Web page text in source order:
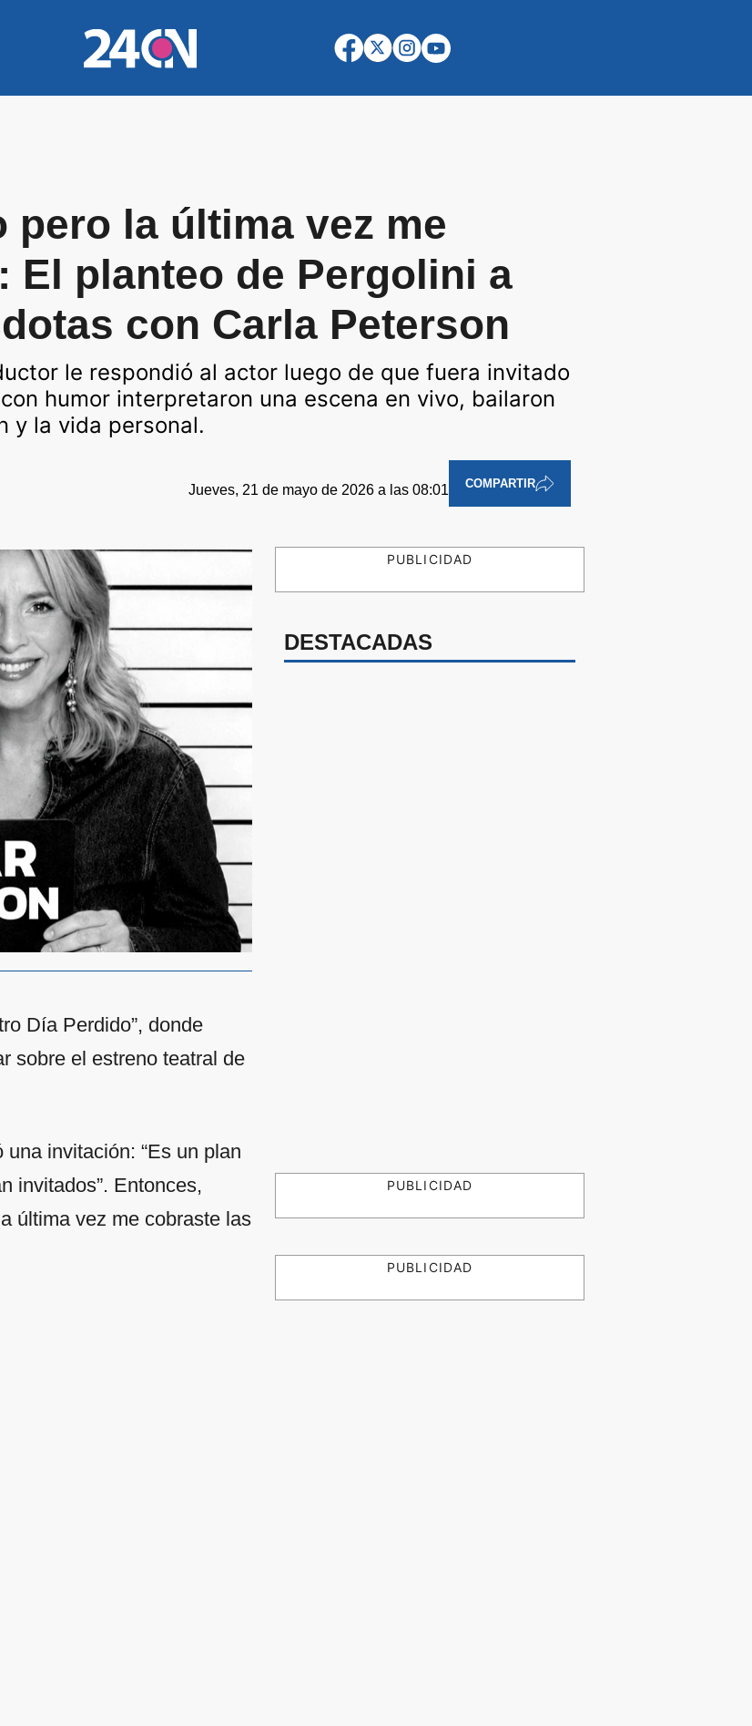
pero la última vez me
El planteo de Pergolini a
con Carla Peterson
le respondió al actor luego de que fuera invitado
humor interpretaron una escena en vivo, bailaron
y la vida personal.
Jueves, 21 de mayo de 2026 a las 08:01 COMPARTIR
Día Perdido”, donde
sobre el estreno teatral de
invitación: “Es un plan
invitados”. Entonces,
última vez me cobraste las
PUBLICIDAD
DESTACADAS
PUBLICIDAD
PUBLICIDAD